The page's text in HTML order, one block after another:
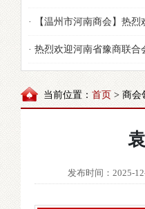
功！
· 【温州市河南商会】热
导！
· 热烈欢迎河南省豫商联
当前位置： 首页 > 商会
发布时间：2025-